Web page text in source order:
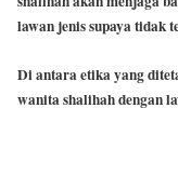
lawan jenis supaya tidak
Di antara etika yang
wanita shalihah dengan